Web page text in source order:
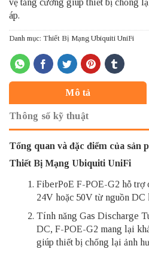
áp.
Danh mục: Thiết Bị Mạng Ubiquiti UniFi
Mô tả
Thông số kỹ thuật
Tổng quan và đặc điểm của sản
Thiết Bị Mạng Ubiquiti UniFi
FiberPoE F-POE-G2 hỗ trợ
24V hoặc 50V từ nguồn DC
Tính năng Gas Discharge
DC, F-POE-G2 mang lại
giúp thiết bị chống lại ảnh